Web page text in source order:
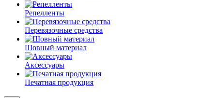
Репелленты
Перевязочные средства
Шовный материал
Аксессуары
Печатная продукция